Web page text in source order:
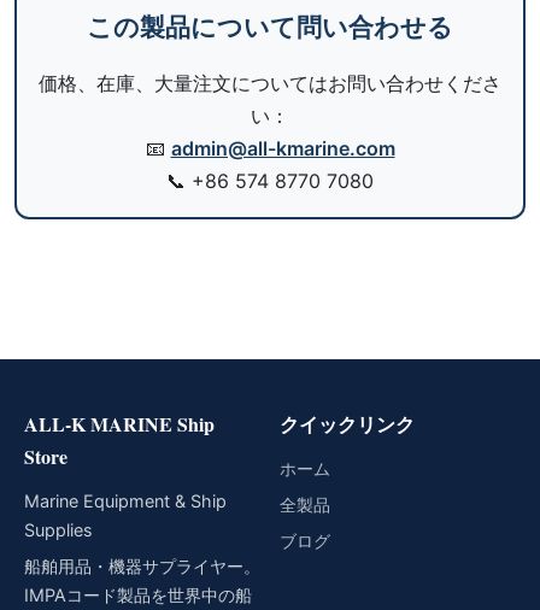
この製品について問い合わせる
価格、在庫、大量注文についてはお問い合わせくださ
い：
📧 admin@all-kmarine.com
📞 +86 574 8770 7080
ALL-K MARINE Ship
Store
Marine Equipment & Ship
Supplies
船舶用品・機器サプライヤー。
IMPAコード製品を世界中の船
クイックリンク
ホーム
全製品
ブログ